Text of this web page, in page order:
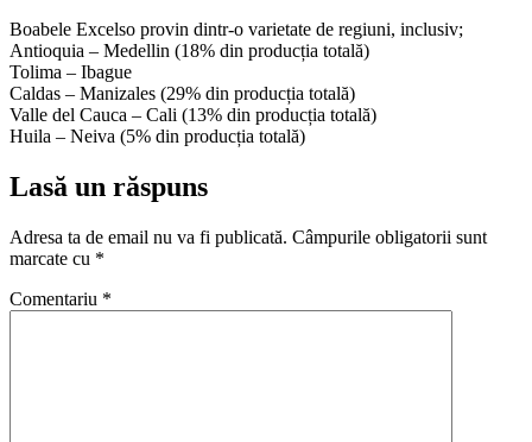
Boabele Excelso provin dintr-o varietate de regiuni, inclusiv;
Antioquia – Medellin (18% din producția totală)
Tolima – Ibague
Caldas – Manizales (29% din producția totală)
Valle del Cauca – Cali (13% din producția totală)
Huila – Neiva (5% din producția totală)
Lasă un răspuns
Adresa ta de email nu va fi publicată. Câmpurile obligatorii sunt
marcate cu *
Comentariu *